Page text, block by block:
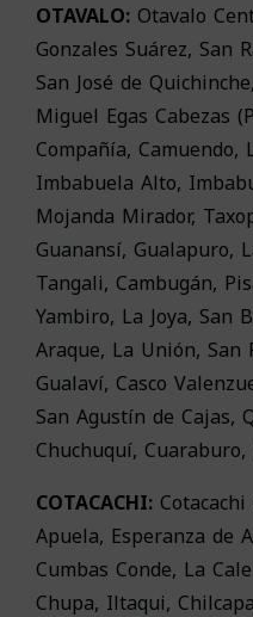
OTAVALO:Otavalo
Gonzales Suárez, San
San José de
Miguel Egas Cabezas
Compañía, Camuendo,
Imbabuela Alto,
Mojanda Mirador,
Guanansí, Gualapuro,
Tangali, Cambugán,
Yambiro, La Joya, San
Araque, La Unión, San
Gualaví, Casco
San Agustín de Cajas,
Chuchuquí, Cuaraburo,
COTACACHI:Cotacachi
Apuela, Esperanza de
Cumbas Conde, La
Chupa, Iltaqui,